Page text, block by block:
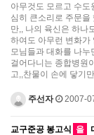
아무것도 모르고 수도
심히 큰소리로 주문을
만,, 나의 육신은 하나
하여도 아무런 변화가
모님들과 대화를 나누
걸어다니는 종합병원
고,,찬물이 손에 닿기
주선자 2007-
교구준공 봉고식 을